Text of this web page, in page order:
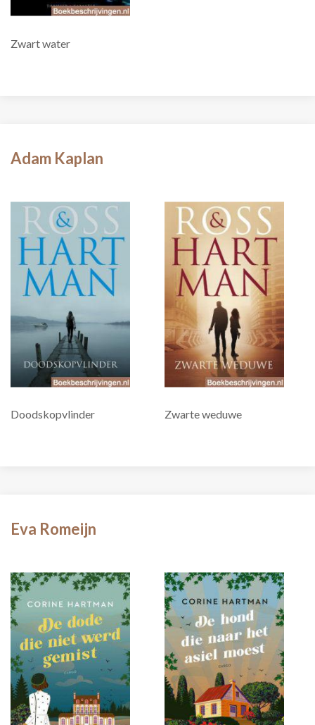
Zwart water
Adam Kaplan
Doodskopvlinder Zwarte weduwe
Eva Romeijn